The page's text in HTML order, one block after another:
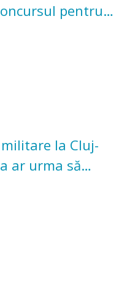
pentru
Casei
la Cluj-
ar urma să
acestui an